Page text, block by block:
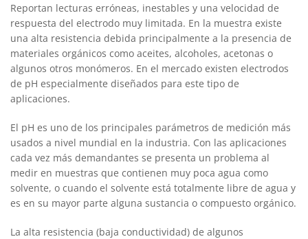
Reportan lecturas erróneas, inestables y una velocidad de
respuesta del electrodo muy limitada. En la muestra existe
una alta resistencia debida principalmente a la presencia de
materiales orgánicos como aceites, alcoholes, acetonas o
algunos otros monómeros. En el mercado existen electrodos
de pH especialmente diseñados para este tipo de
aplicaciones.
El pH es uno de los principales parámetros de medición más
usados a nivel mundial en la industria. Con las aplicaciones
cada vez más demandantes se presenta un problema al
medir en muestras que contienen muy poca agua como
solvente, o cuando el solvente está totalmente libre de agua y
es en su mayor parte alguna sustancia o compuesto orgánico.
La alta resistencia (baja conductividad) de algunos